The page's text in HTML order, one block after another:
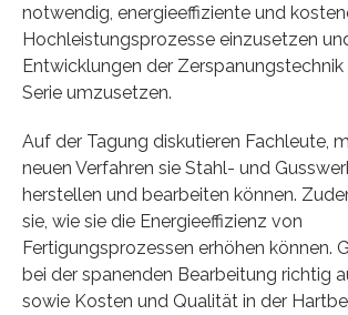
notwendig, energieeffiziente und
Hochleistungsprozesse einzusetzen
Entwicklungen der Zerspanungstechnik
Serie umzusetzen.
Auf der Tagung diskutieren Fachleute,
neuen Verfahren sie Stahl- und
herstellen und bearbeiten können.
sie, wie sie die Energieeffizienz von
Fertigungsprozessen erhöhen können.
bei der spanenden Bearbeitung richtig
sowie Kosten und Qualität in der